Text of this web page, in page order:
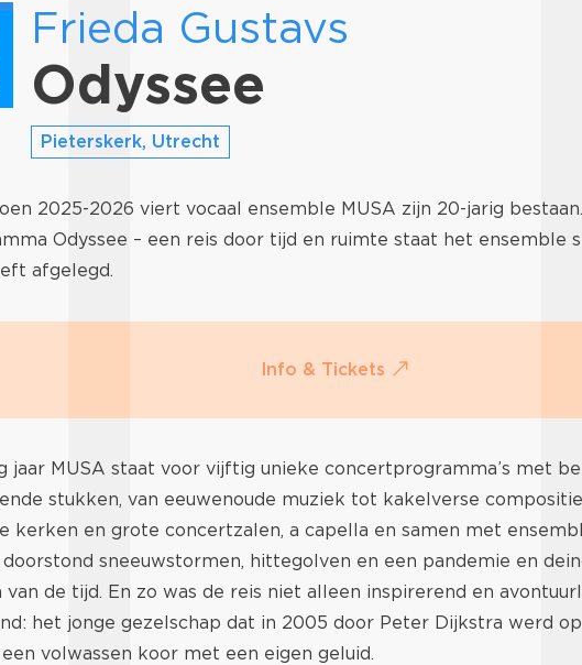
Frieda Gustavs
Odyssee
Pieterskerk, Utrecht
2025-2026 viert vocaal ensemble MUSA zijn 20-jarig
Odyssee – een reis door tijd en ruimte staat het ensemble
afgelegd.
Info & Tickets
jaar MUSA staat voor vijftig unieke concertprogramma’s met
stukken, van eeuwenoude muziek tot kakelverse
kerken en grote concertzalen, a capella en samen met
doorstond sneeuwstormen, hittegolven en een pandemie en
van de tijd. En zo was de reis niet alleen inspirerend en
het jonge gezelschap dat in 2005 door Peter Dijkstra werd
volwassen koor met een eigen geluid.